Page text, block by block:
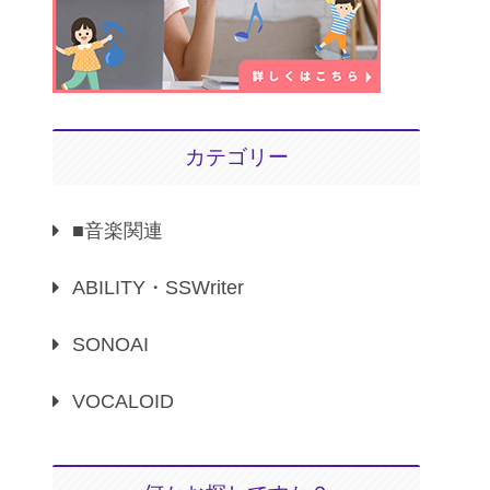
カテゴリー
■音楽関連
ABILITY・SSWriter
SONOAI
VOCALOID